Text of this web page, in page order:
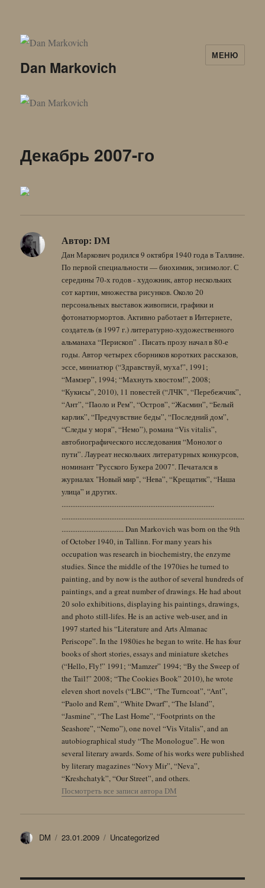
Dan Markovich
МЕНЮ
Декабрь 2007-го
Автор: DM
Дан Маркович родился 9 октября 1940 года в Таллине.
По первой специальности — биохимик, энзимолог. С
середины 70-х годов - художник, автор нескольких
сот картин, множества рисунков. Около 20
персональных выставок живописи, графики и
фотонатюрмортов. Активно работает в Интернете,
создатель (в 1997 г.) литературно-художественного
альманаха “Перископ” . Писать прозу начал в 80-е
годы. Автор четырех сборников коротких рассказов,
эссе, миниатюр (“Здравствуй, муха!”, 1991;
“Мамзер”, 1994; “Махнуть хвостом!”, 2008;
“Кукисы”, 2010), 11 повестей (“ЛЧК”, “Перебежчик”,
“Ант”, “Паоло и Рем”, “Остров”, “Жасмин”, “Белый
карлик”, “Предчувствие беды”, “Последний дом”,
“Следы у моря”, “Немо”), романа “Vis vitalis”,
автобиографического исследования “Монолог о
пути”. Лауреат нескольких литературных конкурсов,
номинант "Русского Букера 2007". Печатался в
журналах "Новый мир", “Нева”, “Крещатик”, “Наша
улица” и других.
......................................................................................
.......................................................................................................
................................... Dan Markovich was born on the 9th
of October 1940, in Tallinn. For many years his
occupation was research in biochemistry, the enzyme
studies. Since the middle of the 1970ies he turned to
painting, and by now is the author of several hundreds of
paintings, and a great number of drawings. He had about
20 solo exhibitions, displaying his paintings, drawings,
and photo still-lifes. He is an active web-user, and in
1997 started his “Literature and Arts Almanac
Periscope”. In the 1980ies he began to write. He has four
books of short stories, essays and miniature sketches
(“Hello, Fly!” 1991; “Mamzer” 1994; “By the Sweep of
the Tail!” 2008; “The Cookies Book” 2010), he wrote
eleven short novels (“LBC”, “The Turncoat”, “Ant”,
“Paolo and Rem”, “White Dwarf”, “The Island”,
“Jasmine”, “The Last Home”, “Footprints on the
Seashore”, “Nemo”), one novel “Vis Vitalis”, and an
autobiographical study “The Monologue”. He won
several literary awards. Some of his works were published
by literary magazines “Novy Mir”, “Neva”,
“Kreshchatyk”, “Our Street”, and others.
Посмотреть все записи автора DM
Автор
DM Опубликовано
23.01.2009 Рубрики
Uncategorized